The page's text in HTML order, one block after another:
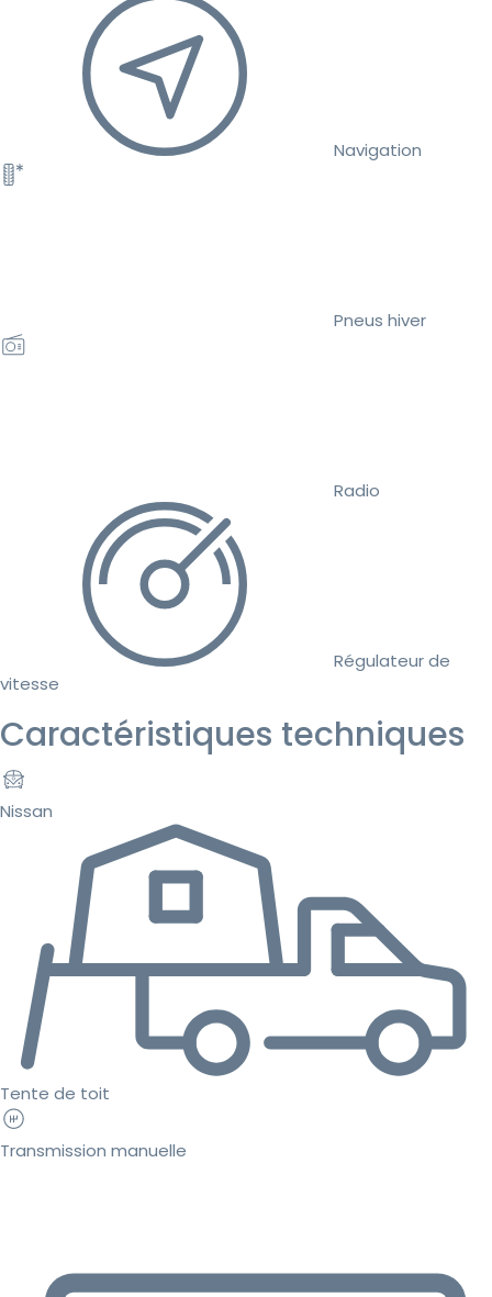
Navigation
Pneus hiver
Radio
Régulateur de
vitesse
Caractéristiques techniques
Nissan
Tente de toit
Transmission manuelle